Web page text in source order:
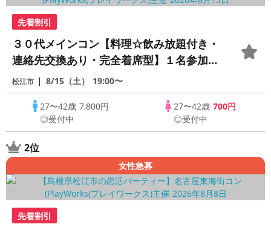
先着割引
３０代メインコン【料理☆飲み放題付き・
連絡先交換あり・完全着席型】１名参加多
数・初参加も大歓迎☆
松江市 8/15（土） 19:00〜
27〜42歳 7,800円
◎受付中
27〜42歳 700円
◎受付中
2位
女性急募
先着割引